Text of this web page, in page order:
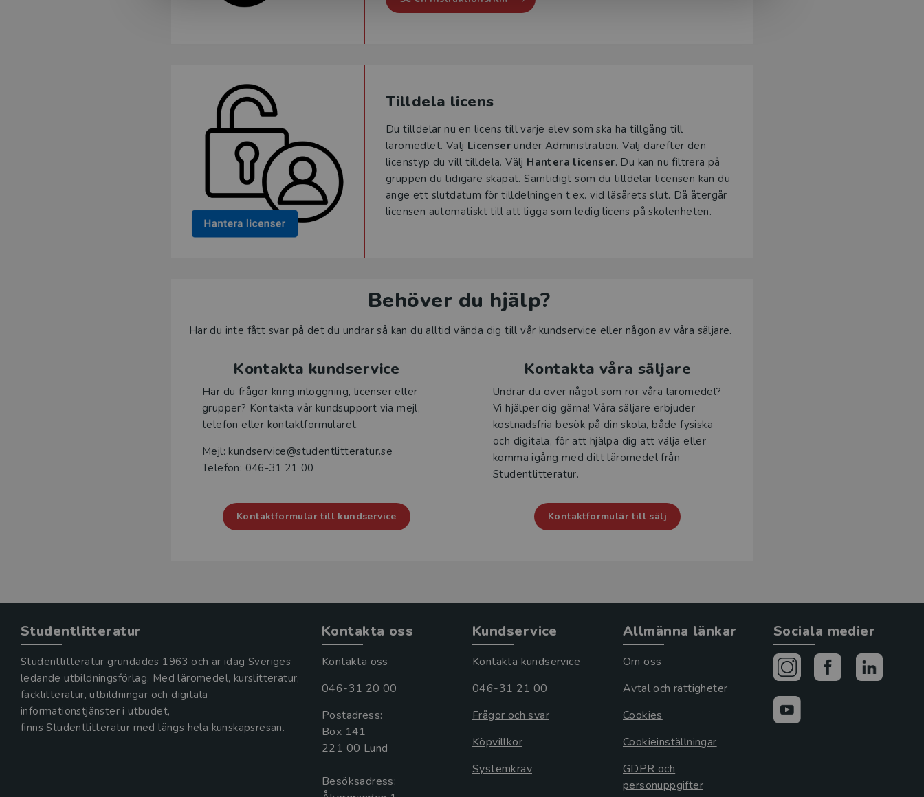
Tilldela licens
Du tilldelar nu en licens till varje elev som ska ha tillgång till
läromedlet. Välj Licenser under Administration. Välj därefter den
licenstyp du vill tilldela. Välj Hantera licenser. Du kan nu filtrera på
gruppen du tidigare skapat. Samtidigt som du tilldelar licensen kan du
ange ett slutdatum för tilldelningen t.ex. vid läsårets slut. Då återgår
licensen automatiskt till att ligga som ledig licens på skolenheten.
Behöver du hjälp?
Har du inte fått svar på det du undrar så kan du alltid vända dig till vår kundservice eller någon av våra säljare.
Kontakta kundservice
Har du frågor kring inloggning, licenser eller
grupper? Kontakta vår kundsupport via mejl,
telefon eller kontaktformuläret.
Mejl: kundservice@studentlitteratur.se
Telefon: 046-31 21 00
Kontaktformulär till kundservice
Kontakta våra säljare
Undrar du över något som rör våra läromedel?
Vi hjälper dig gärna! Våra säljare erbjuder
kostnadsfria besök på din skola, både fysiska
och digitala, för att hjälpa dig att välja eller
komma igång med ditt läromedel från
Studentlitteratur.
Kontaktformulär till sälj
Studentlitteratur
Studentlitteratur grundades 1963 och är idag Sveriges
ledande utbildningsförlag. Med läromedel, kurslitteratur,
facklitteratur, utbildningar och digitala
informationstjänster i utbudet,
finns Studentlitteratur med längs hela kunskapsresan.
Kontakta oss
Kontakta oss
046-31 20 00
Postadress:
Box 141
221 00 Lund
Besöksadress:
Kundservice
Kontakta kundservice
046-31 21 00
Frågor och svar
Köpvillkor
Systemkrav
Allmänna länkar
Om oss
Avtal och rättigheter
Cookies
Cookieinställningar
GDPR och
personuppgifter
Sociala medier